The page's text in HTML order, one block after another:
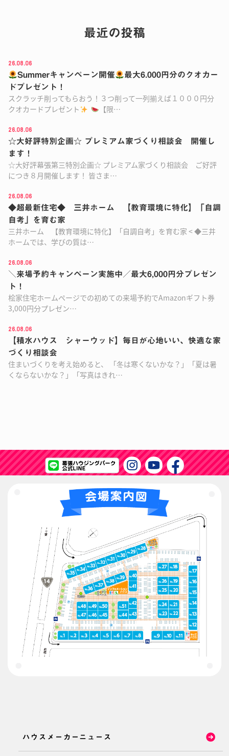
最近の投稿
26.08.06
Summerキャンペーン開催
最大6.000円分のクオカー
ドプレゼント！
スクラッチ削ってもらおう！３つ削って一列揃えば１０００円分
クオカードプレゼント
【限…
26.08.06
☆大好評特別企画☆ プレミアム家づくり相談会 開催し
ます！
☆大好評幕張第三特別企画☆ プレミアム家づくり相談会 ご好評
につき８月開催します！ 皆さま…
26.08.06
◆超最新住宅◆ 三井ホーム 【教育環境に特化】「自調
自考」を育む家
三井ホーム 【教育環境に特化】「自調自考」を育む家 < ◆三井
ホームでは、学びの質は…
26.08.06
＼来場予約キャンペーン実施中／最大6,000円分プレゼン
ト！
桧家住宅ホームページでの初めての来場予約で⁡⁡⁡Amazonギフト券
3,000円分プレゼン…
26.08.06
【積水ハウス シャーウッド】毎日が心地いい、快適な家
づくり相談会
住まいづくりを考え始めると、 「冬は寒くないかな？」「夏は暑
くならないかな？」「写真はきれ…
ハウスメーカーニュース